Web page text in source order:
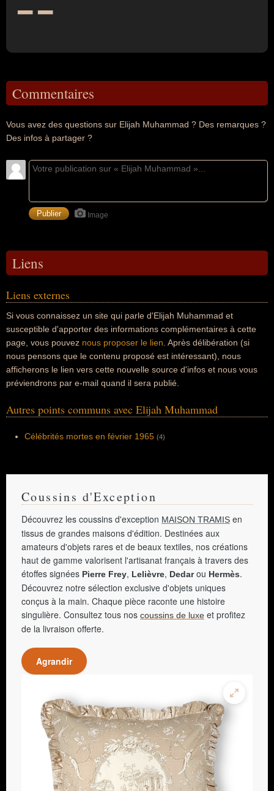
Commentaires
Vous avez des questions sur Elijah Muhammad ? Des remarques ?
Des infos à partager ?
Image
Liens
Liens externes
Si vous connaissez un site qui parle d'Elijah Muhammad et
susceptible d'apporter des informations complémentaires à cette
page, vous pouvez nous proposer le lien . Après délibération (si
nous pensons que le contenu proposé est intéressant), nous
afficherons le lien vers cette nouvelle source d'infos et nous vous
préviendrons par e-mail quand il sera publié.
Autres points communs avec Elijah Muhammad
Célébrités mortes en février 1965 (4)
Coussins d'Exception
Découvrez les coussins d'exception MAISON TRAMIS en
tissus de grandes maisons d'édition. Destinées aux
amateurs d'objets rares et de beaux textiles, nos créations
haut de gamme valorisent l'artisanat français à travers des
étoffes signées Pierre Frey, Lelièvre, Dedarou Hermès.
Découvrez notre sélection exclusive d'objets uniques
conçus à la main. Chaque pièce raconte une histoire
singulière. Consultez tous nos coussins de luxe et profitez
de la livraison offerte.
Agrandir